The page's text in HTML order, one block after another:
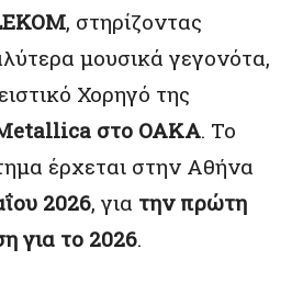
, στηρίζοντας
μουσικά γεγονότα,
Χορηγό της
στο ΟΑΚΑ. Το
έρχεται στην Αθήνα
2026, για την πρώτη
για το 2026.